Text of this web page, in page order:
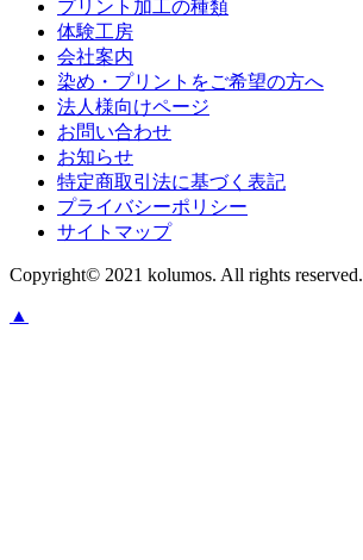
プリント加工の種類
体験工房
会社案内
染め・プリントをご希望の方へ
法人様向けページ
お問い合わせ
お知らせ
特定商取引法に基づく表記
プライバシーポリシー
サイトマップ
Copyright© 2021 kolumos. All rights reserved.
▲